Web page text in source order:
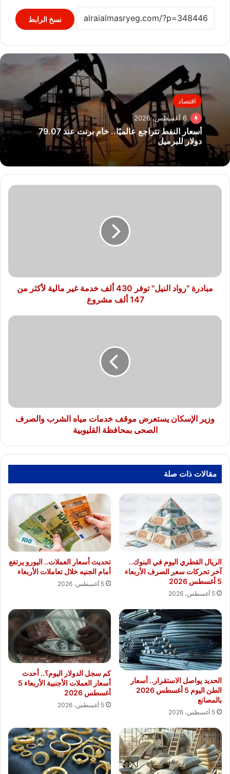
نسخ الرابط
اقتصاد
6 أغسطس، 2026
أسعار النفط تتراجع عالميًا.. خام برنت عند 79.07
دولار للبرميل
مبادرة
مالية
لأكثر
ألف
مبادرة "رواد النيل" توفر 430 ألف خدمة غير مالية لأكثر من
147 ألف مشروع
وزير
الصحى
بمحافظة
وزير الإسكان يستعرض موقف خدمات مياه الشرب والصرف
الصحى بمحافظة القليوبية
مقالات ذات صلة
الريال القطري اليوم في البنوك..
آخر تحركات سعر الصرف الأربعاء
5 أغسطس 2026
5 أغسطس، 2026
تحديث أسعار العملات.. اليورو يرتفع
أمام الجنيه خلال تعاملات الأربعاء
5 أغسطس، 2026
الحديد يواصل الاستقرار.. أسعار
الطن اليوم 5 أغسطس 2026
بالمصانع
5 أغسطس، 2026
كم سجل الدولار اليوم؟.. أحدث
أسعار العملات الأجنبية الأربعاء 5
أغسطس 2026
5 أغسطس، 2026